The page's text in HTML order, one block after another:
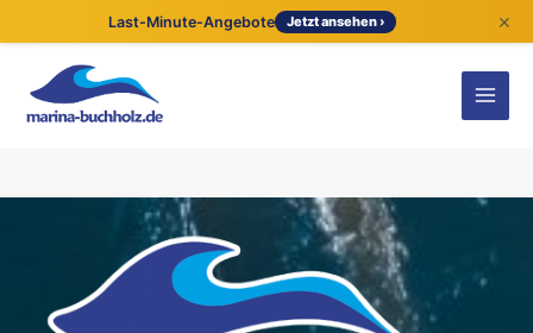
Last-Minute-Angebote Jetzt ansehen › ×